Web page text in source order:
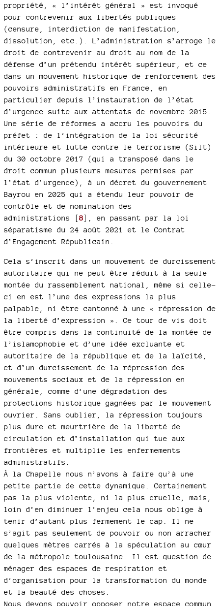
propriété, « l’intérêt général » est invoqué
pour contrevenir aux libertés publiques
(censure, interdiction de manifestation,
dissolution, etc.). L’administration s’arroge le
droit de contrevenir au droit au nom de la
défense d’un prétendu intérêt supérieur, et ce
dans un mouvement historique de renforcement des
pouvoirs administratifs en France, en
particulier depuis l’instauration de l’état
d’urgence suite aux attentats de novembre 2015.
Une série de réformes a accru les pouvoirs du
préfet : de l’intégration de la loi sécurité
intérieure et lutte contre le terrorisme (Silt)
du 30 octobre 2017 (qui a transposé dans le
droit commun plusieurs mesures permises par
l’état d’urgence), à un décret du gouvernement
Bayrou en 2025 qui a étendu leur pouvoir de
contrôle et de nomination des
administrations
[8]
, en passant par la loi
séparatisme du 24 août 2021 et le Contrat
d’Engagement Républicain.
Cela s’inscrit dans un mouvement de durcissement
autoritaire qui ne peut être réduit à la seule
montée du rassemblement national, même si celle-
ci en est l’une des expressions la plus
palpable, ni être cantonné à une « répression de
la liberté d’expression ». Ce tour de vis doit
être compris dans la continuité de la montée de
l’islamophobie et d’une idée excluante et
autoritaire de la république et de la laïcité,
et d’un durcissement de la répression des
mouvements sociaux et de la répression en
générale, comme d’une dégradation des
protections historique gagnées par le mouvement
ouvrier. Sans oublier, la répression toujours
plus dure et meurtrière de la liberté de
circulation et d’installation qui tue aux
frontières et multiplie les enfermements
administratifs.
À la Chapelle nous n’avons à faire qu’à une
petite partie de cette dynamique. Certainement
pas la plus violente, ni la plus cruelle, mais,
loin d’en diminuer l’enjeu cela nous oblige à
tenir d’autant plus fermement le cap. Il ne
s’agit pas seulement de pouvoir ou non arracher
quelques mètres carrés à la spéculation au cœur
de la métropole toulousaine. Il est question de
ménager des espaces de respiration et
d’organisation pour la transformation du monde
et la beauté des choses.
Nous devons pouvoir opposer notre espace commun,